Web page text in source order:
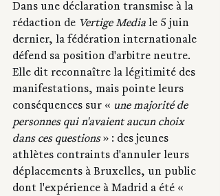
Dans une déclaration transmise à la
rédaction de Vertige Media le 5 juin
dernier, la fédération internationale
défend sa position d'arbitre neutre.
Elle dit reconnaître la légitimité des
manifestations, mais pointe leurs
conséquences sur « une majorité de
personnes qui n'avaient aucun choix
dans ces questions » : des jeunes
athlètes contraints d'annuler leurs
déplacements à Bruxelles, un public
dont l'expérience à Madrid a été «